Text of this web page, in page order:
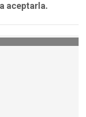
aceptarla.